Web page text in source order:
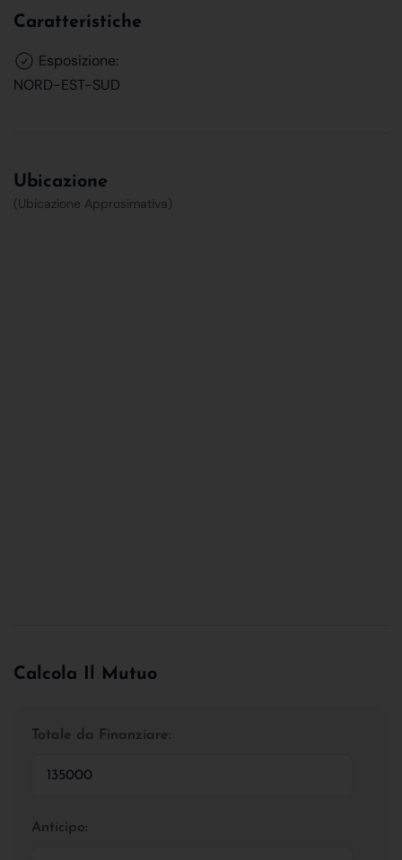
Caratteristiche
Esposizione:
NORD-EST-SUD
Ubicazione
(Ubicazione Approsimativa)
Calcola Il Mutuo
Totale da Finanziare:
Anticipo: